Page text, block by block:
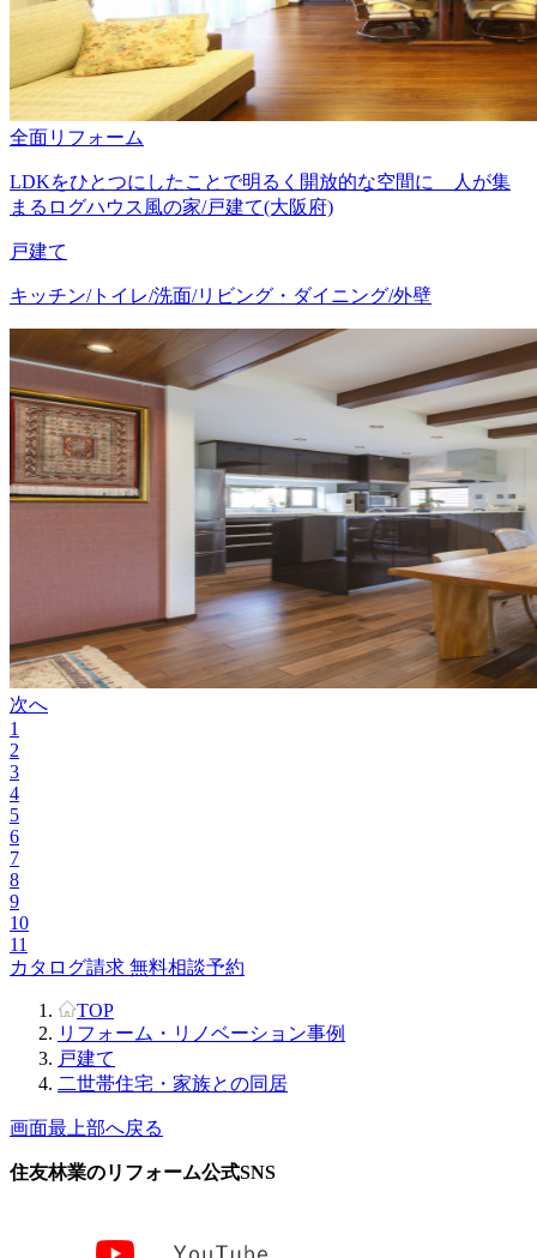
全面リフォーム
LDKをひとつにしたことで明るく開放的な空間に 人が集
まるログハウス風の家/戸建て(大阪府)
戸建て
キッチン/トイレ/洗面/リビング・ダイニング/外壁
次へ
1
2
3
4
5
6
7
8
9
10
11
カタログ請求 無料相談予約
TOP
リフォーム・リノベーション事例
戸建て
二世帯住宅・家族との同居
画面最上部へ戻る
住友林業のリフォーム公式SNS